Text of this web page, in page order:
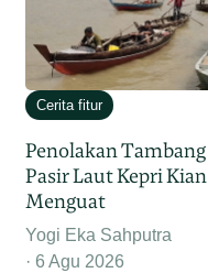
Cerita fitur
Penolakan Tambang
Pasir Laut Kepri Kian
Menguat
Yogi Eka Sahputra
6 Agu 2026